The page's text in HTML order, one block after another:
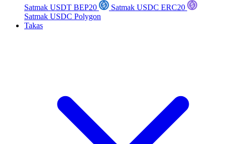
Satmak USDT BEP20
Satmak USDC ERC20
Satmak USDC Polygon
Takas